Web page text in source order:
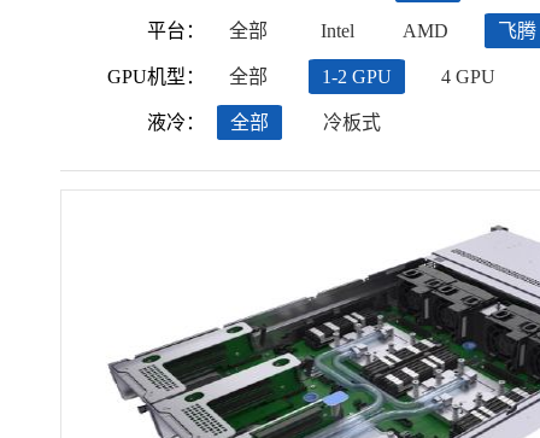
平台：
GPU机型：
液冷：
全部 Intel AMD 飞腾
全部 1-2 GPU 4 GPU
全部 冷板式